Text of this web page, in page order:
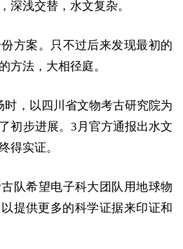
深浅交替，水文复杂。
方案。只不过后来发现最初的
方法，大相径庭。
，以四川省文物考古研究院为
初步进展。3月官方通报出水文
得实证。
队希望电子科大团队用地球物
提供更多的科学证据来印证和